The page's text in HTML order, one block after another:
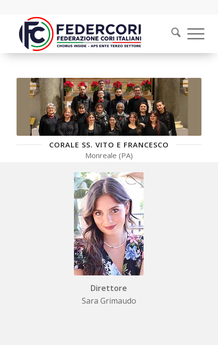
CORALE SS. VITO E FRANCESCO
Monreale (PA)
Direttore
Sara Grimaudo